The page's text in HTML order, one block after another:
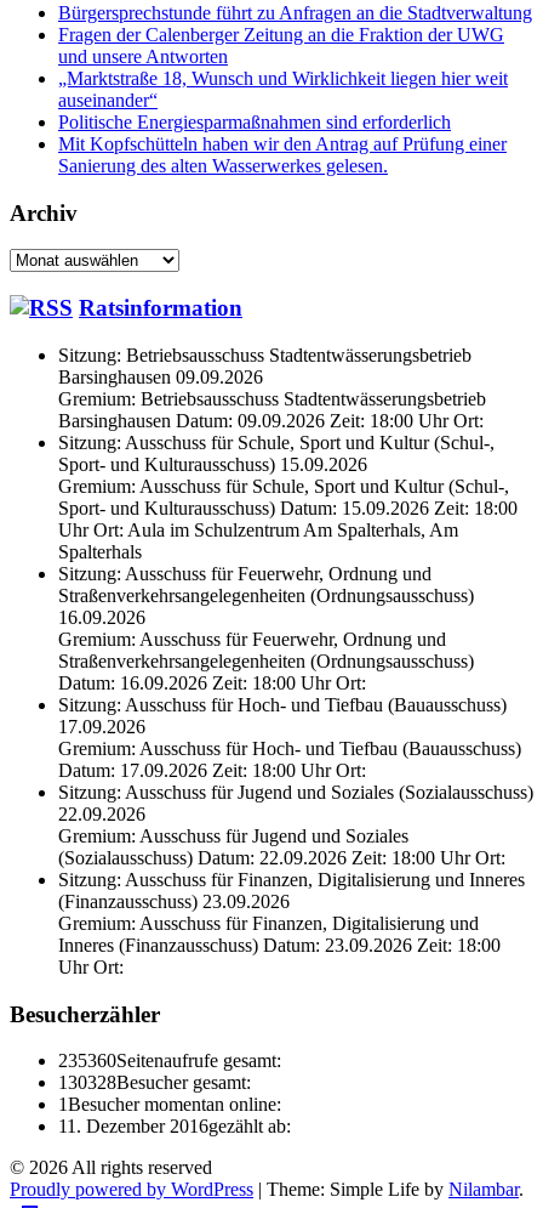
Bürgersprechstunde führt zu Anfragen an die Stadtverwaltung
Fragen der Calenberger Zeitung an die Fraktion der UWG
und unsere Antworten
„Marktstraße 18, Wunsch und Wirklichkeit liegen hier weit
auseinander“
Politische Energiesparmaßnahmen sind erforderlich
Mit Kopfschütteln haben wir den Antrag auf Prüfung einer
Sanierung des alten Wasserwerkes gelesen.
Archiv
Archiv
Ratsinformation
Sitzung: Betriebsausschuss Stadtentwässerungsbetrieb
Barsinghausen 09.09.2026
Gremium: Betriebsausschuss Stadtentwässerungsbetrieb
Barsinghausen Datum: 09.09.2026 Zeit: 18:00 Uhr Ort:
Sitzung: Ausschuss für Schule, Sport und Kultur (Schul-,
Sport- und Kulturausschuss) 15.09.2026
Gremium: Ausschuss für Schule, Sport und Kultur (Schul-,
Sport- und Kulturausschuss) Datum: 15.09.2026 Zeit: 18:00
Uhr Ort: Aula im Schulzentrum Am Spalterhals, Am
Spalterhals
Sitzung: Ausschuss für Feuerwehr, Ordnung und
Straßenverkehrsangelegenheiten (Ordnungsausschuss)
16.09.2026
Gremium: Ausschuss für Feuerwehr, Ordnung und
Straßenverkehrsangelegenheiten (Ordnungsausschuss)
Datum: 16.09.2026 Zeit: 18:00 Uhr Ort:
Sitzung: Ausschuss für Hoch- und Tiefbau (Bauausschuss)
17.09.2026
Gremium: Ausschuss für Hoch- und Tiefbau (Bauausschuss)
Datum: 17.09.2026 Zeit: 18:00 Uhr Ort:
Sitzung: Ausschuss für Jugend und Soziales (Sozialausschuss)
22.09.2026
Gremium: Ausschuss für Jugend und Soziales
(Sozialausschuss) Datum: 22.09.2026 Zeit: 18:00 Uhr Ort:
Sitzung: Ausschuss für Finanzen, Digitalisierung und Inneres
(Finanzausschuss) 23.09.2026
Gremium: Ausschuss für Finanzen, Digitalisierung und
Inneres (Finanzausschuss) Datum: 23.09.2026 Zeit: 18:00
Uhr Ort:
Besucherzähler
235360Seitenaufrufe gesamt:
130328Besucher gesamt:
1Besucher momentan online:
11. Dezember 2016gezählt ab:
© 2026 All rights reserved
Proudly powered by WordPress | Theme: Simple Life by Nilambar.